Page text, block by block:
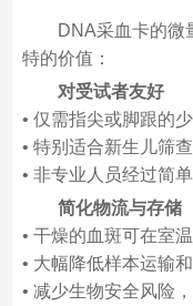
DNA采血卡的微
特的价值：
对受试者友好
• 仅需指尖或脚跟的
• 特别适合新生儿筛
• 非专业人员经过简
简化物流与存储
• 干燥的血斑可在室
• 大幅降低样本运输
• 减少生物安全风险